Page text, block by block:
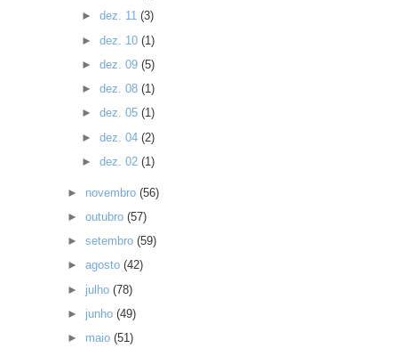
► dez. 11 (3)
► dez. 10 (1)
► dez. 09 (5)
► dez. 08 (1)
► dez. 05 (1)
► dez. 04 (2)
► dez. 02 (1)
► novembro(56)
►outubro(57)
►setembro(59)
►agosto(42)
► julho(78)
► junho(49)
► maio(51)